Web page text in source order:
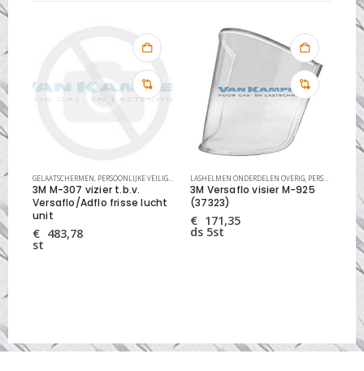
GELAATSCHERMEN PERSOONLIJKE VEILIGHEID
3M M-307 vizier t.b.v.
Versaflo/Adflo frisse lucht
unit
€ 483,78
st
LASHELMEN ONDERDELEN OVERIG PERSOONLIJKE VEILIGHEID
3M Versaflo visier M-925
(37323)
€ 171,35
ds 5st st